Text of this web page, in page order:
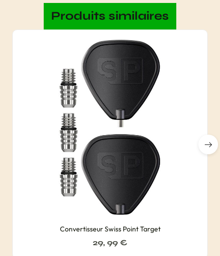
Produits similaires
Convertisseur Swiss Point Target
29, 99 €